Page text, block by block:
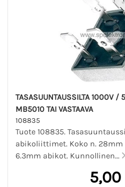
TASASUUNTAUSSILTA 1000V /
MB5010 TAI VASTAAVA
108835
Tuote 108835.
abikoliittimet. Koko n. 28mm
6.3mm abikot. Kunnollinen...